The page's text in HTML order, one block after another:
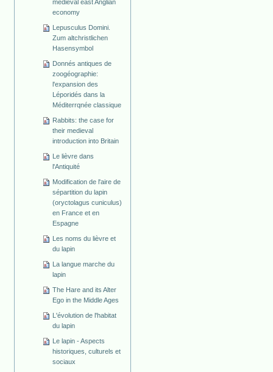
medieval east Anglian
economy
Lepusculus Domini.
Zum altchristlichen
Hasensymbol
Donnés antiques de
zoogéographie:
l'expansion des
Léporidés dans la
Méditerrqnée classique
Rabbits: the case for
their medieval
introduction into Britain
Le lièvre dans
l'Antiquité
Modification de l'aire de
sépartition du lapin
(oryctolagus cuniculus)
en France et en
Espagne
Les noms du lièvre et
du lapin
La langue marche du
lapin
The Hare and its Alter
Ego in the Middle Ages
L'évolution de l'habitat
du lapin
Le lapin - Aspects
historiques, culturels et
sociaux